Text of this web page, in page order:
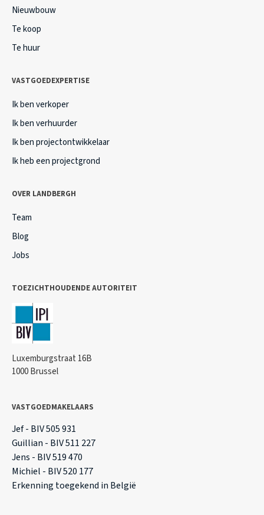
Nieuwbouw
Te koop
Te huur
VASTGOEDEXPERTISE
Ik ben verkoper
Ik ben verhuurder
Ik ben projectontwikkelaar
Ik heb een projectgrond
OVER LANDBERGH
Team
Blog
Jobs
TOEZICHTHOUDENDE AUTORITEIT
Luxemburgstraat 16B
1000 Brussel
VASTGOEDMAKELAARS
Jef - BIV 505 931
Guillian - BIV 511 227
Jens - BIV 519 470
Michiel - BIV 520 177
Erkenning toegekend in België